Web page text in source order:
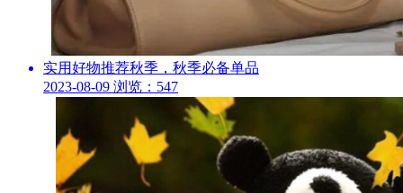
实用好物推荐秋季，秋季必备单品
2023-08-09 浏览：547